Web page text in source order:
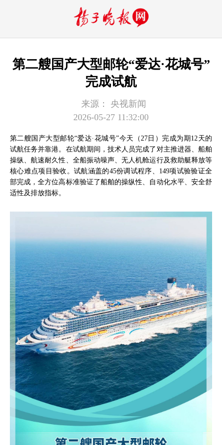
第二艘国产大型邮轮“爱达·花城号”
完成试航
来源：
央视新闻
2026-05-27 11:32:00
第二艘国产大型邮轮“爱达·花城号”今天（27日）完成为期12天的
试航任务并靠港。在试航期间，技术人员完成了对主推进器、船舶
操纵、航速耐久性、全船振动噪声、无人机舱运行及救助艇释放等
核心难点项目验收。试航涵盖的45份调试程序、149项试验验证全
部完成，全方位高标准验证了船舶的操纵性、自动化水平、安全舒
适性及排放指标。